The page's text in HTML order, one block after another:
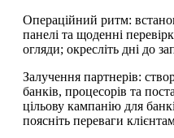
Операційний ритм:
панелі та щоденні
огляди; окресліть дні до
Залучення партнерів:
банків, процесорів та
цільову кампанію для
поясніть переваги